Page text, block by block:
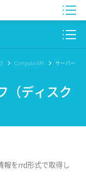
Compute API
サーバー
（ディスク
報をrrd形式で取得し